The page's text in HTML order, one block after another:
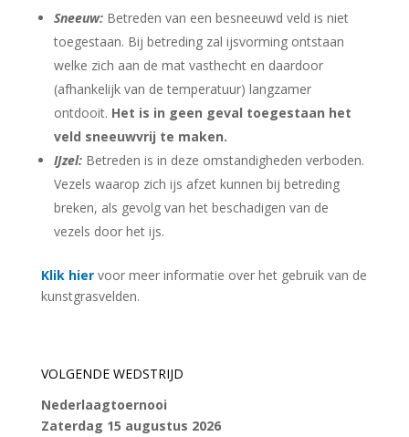
Sneeuw: Betreden van een besneeuwd veld is niet
toegestaan. Bij betreding zal ijsvorming ontstaan
welke zich aan de mat vasthecht en daardoor
(afhankelijk van de temperatuur) langzamer
ontdooit. Het is in geen geval toegestaan het
veld sneeuwvrij te maken.
IJzel: Betreden is in deze omstandigheden verboden.
Vezels waarop zich ijs afzet kunnen bij betreding
breken, als gevolg van het beschadigen van de
vezels door het ijs.
Klik hiervoor meer informatie over het gebruik van de
kunstgrasvelden.
VOLGENDE WEDSTRIJD
Nederlaagtoernooi
Zaterdag 15 augustus 2026